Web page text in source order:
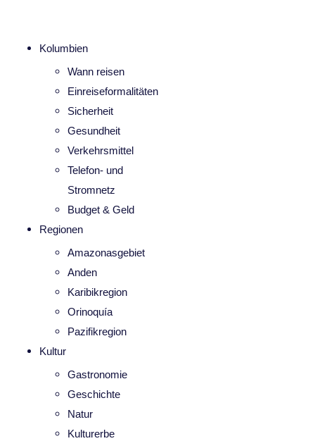
Kolumbien
Wann reisen
Einreiseformalitäten
Sicherheit
Gesundheit
Verkehrsmittel
Telefon- und
Stromnetz
Budget & Geld
Regionen
Amazonasgebiet
Anden
Karibikregion
Orinoquía
Pazifikregion
Kultur
Gastronomie
Geschichte
Natur
Kulturerbe